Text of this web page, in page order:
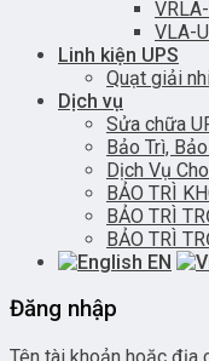
VLA-
Linh kiện UPS
Quạt giải
Dịch vụ
Sửa chữa
Bảo Trì,
Dịch Vụ
BẢO TRÌ
BẢO TRÌ
BẢO TRÌ
EN
Đăng nhập